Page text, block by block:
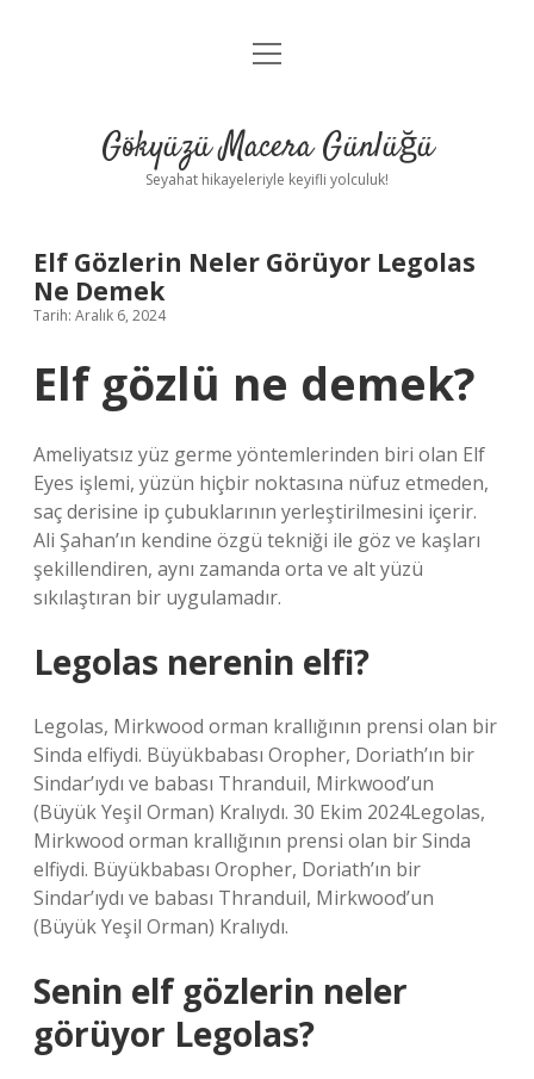
Anasayfa
Yasal Uyarı
menüyü
Gökyüzü Macera Günlüğü
Seyahat hikayeleriyle keyifli yolculuk!
Elf Gözlerin Neler Görüyor Legolas
Ne Demek
Tarih: Aralık 6, 2024
Elf gözlü ne demek?
Ameliyatsız yüz germe yöntemlerinden biri olan Elf
Eyes işlemi, yüzün hiçbir noktasına nüfuz etmeden,
saç derisine ip çubuklarının yerleştirilmesini içerir.
Ali Şahan’ın kendine özgü tekniği ile göz ve kaşları
şekillendiren, aynı zamanda orta ve alt yüzü
sıkılaştıran bir uygulamadır.
Legolas nerenin elfi?
Legolas, Mirkwood orman krallığının prensi olan bir
Sinda elfiydi. Büyükbabası Oropher, Doriath’ın bir
Sindar’ıydı ve babası Thranduil, Mirkwood’un
(Büyük Yeşil Orman) Kralıydı. 30 Ekim 2024Legolas,
Mirkwood orman krallığının prensi olan bir Sinda
elfiydi. Büyükbabası Oropher, Doriath’ın bir
Sindar’ıydı ve babası Thranduil, Mirkwood’un
(Büyük Yeşil Orman) Kralıydı.
Senin elf gözlerin neler
görüyor Legolas?